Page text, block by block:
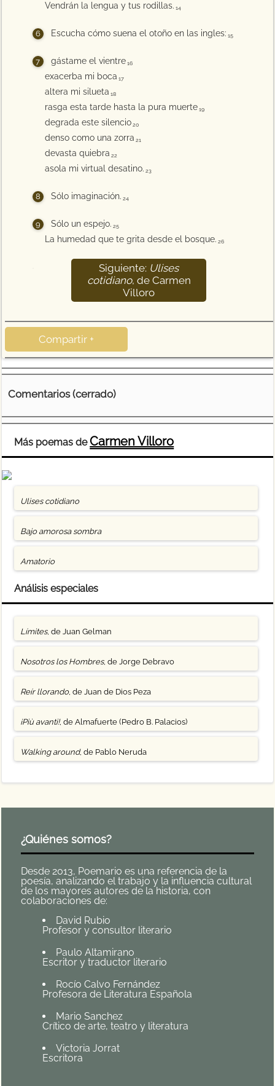
Vendrán la lengua y tus rodillas. 14
Escucha cómo suena el otoño en las ingles: 15
gástame el vientre 16
exacerba mi boca 17
altera mi silueta 18
rasga esta tarde hasta la pura muerte 19
degrada este silencio 20
denso como una zorra 21
devasta quiebra 22
asola mi virtual desatino. 23
Sólo imaginación. 24
Sólo un espejo. 25
La humedad que te grita desde el bosque. 26
Siguiente: Ulises
cotidiano, de Carmen
Villoro
Compartir +
Comentarios (cerrado)
Más poemas deCarmen Villoro
Ulises cotidiano
Bajo amorosa sombra
Amatorio
Análisis especiales
Límites, de Juan Gelman
Nosotros los Hombres, de Jorge Debravo
Reír llorando, de Juan de Dios Peza
¡Più avanti!, de Almafuerte (Pedro B. Palacios)
Walking around, de Pablo Neruda
¿Quiénes somos?
Desde 2013, Poemario es una referencia de la
poesía, analizando el trabajo y la influencia cultural
de los mayores autores de la historia, con
colaboraciones de:
David Rubio
Profesor y consultor literario
Paulo Altamirano
Escritor y traductor literario
Rocío Calvo Fernández
Profesora de Literatura Española
Mario Sanchez
Crítico de arte, teatro y literatura
Victoria Jorrat
Escritora